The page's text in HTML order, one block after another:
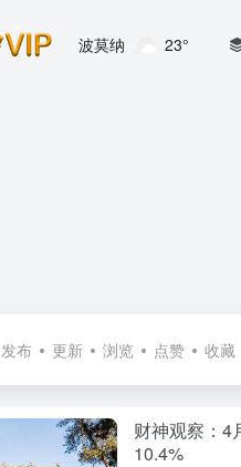
波莫纳 23°
发布 更新 浏览 点赞 收藏
财神观察：4
10.4%